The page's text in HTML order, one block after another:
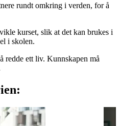
rundt omkring i verden, for å
kurset, slik at det kan brukes i
i skolen.
redde ett liv. Kunnskapen må